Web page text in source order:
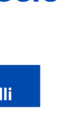
modello?